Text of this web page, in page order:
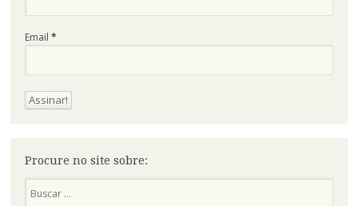
Email *
Procure no site sobre: